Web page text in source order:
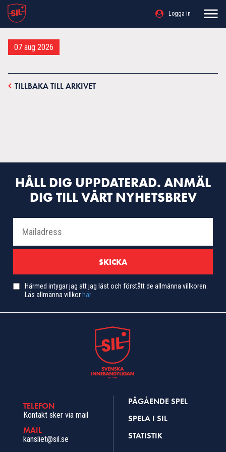
Logga in
07 aug 2026
TILLBAKA TILL ARKIVET
HÅLL DIG UPPDATERAD. ANMÄL
DIG TILL VÅRT NYHETSBREV
Härmed intygar jag att jag läst och förstått de allmänna villkoren.
Läs allmänna villkor här
TELEFON
Kontakt sker via mail
MAIL
kansliet@sil.se
PÅGÅENDE SPEL
SPELA I SIL
STATISTIK